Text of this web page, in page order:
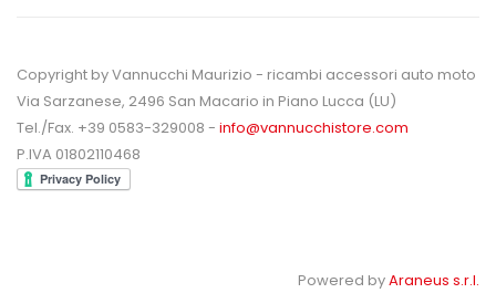
Copyright by Vannucchi Maurizio - ricambi accessori auto moto
Via Sarzanese, 2496 San Macario in Piano Lucca (LU)
Tel./Fax. +39 0583-329008 - info@vannucchistore.com
P.IVA 01802110468
Powered byAraneus s.r.l.